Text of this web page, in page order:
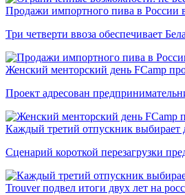
Продажи импортного пива в России
Три четверти ввоза обеспечивает
Женский менторский день FCamp
Проект адресован
Каждый третий отпускник выбирает
Сценарий короткой перезагрузки
Trouver подвел итоги двух лет на